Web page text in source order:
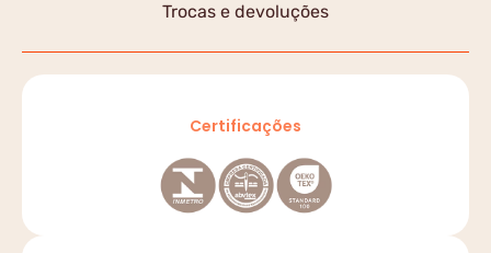
Trocas e devoluções
Certificações